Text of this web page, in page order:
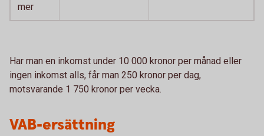
mer
Har man en inkomst under 10 000 kronor per månad eller
ingen inkomst alls, får man 250 kronor per dag,
motsvarande 1 750 kronor per vecka.
VAB-ersättning